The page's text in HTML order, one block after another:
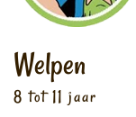
Welpen
8 tot 11 jaar